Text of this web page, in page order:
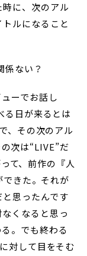
時に、次のアル
ルになること
ない？
ーでお話し
る日が来るとは
、その次のアル
次は“LIVE”だ
て、前作の『人
きた。それが
思ったんです
くなると思っ
。でも終わる
対して目をそむ